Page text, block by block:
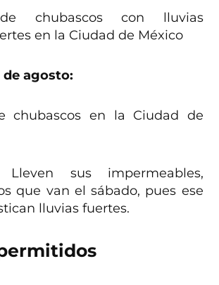
chubascos con lluvias
en la Ciudad de México
agosto:
chubascos en la Ciudad de
sus impermeables,
que van el sábado, pues ese
lluvias fuertes.